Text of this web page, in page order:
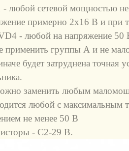
любой сетевой мощностью
примерно 2x16 В и при
- любой на напряжение
применить группы А и не
будет затруднена точная
заменить любым
любой с максимальным
не менее 50 В
- С2-29 В.